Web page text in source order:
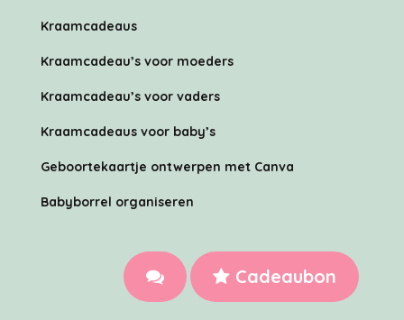
Cadeaubon
Kraamcadeaus
Kraamcadeau’s voor moeders
Kraamcadeau’s voor vaders
Kraamcadeaus voor baby’s
Geboortekaartje ontwerpen met Canva
Babyborrel organiseren